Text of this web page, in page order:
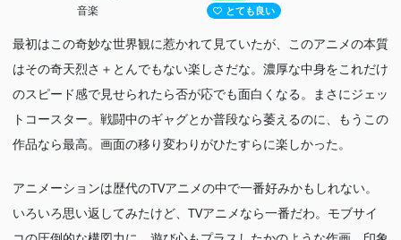
音楽 とても良い
最初はこの奇妙な世界観に惹かれて見ていたが、このアニメの本質
はその奇天烈さ＋とんでもない楽しさだな。濃厚な中身をこれだけ
のスピード感で見せられたら否が応でも面白くなる。まさにジェッ
トコースター。戦闘中のギャグとか普段なら萎えるのに、もうこの
作品なら最高。画面の移り変わりがひたすらに楽しかった。
アニメーションは歴代のTVアニメの中で一番好みかもしれない。
いろいろ思い返してみたけど、TVアニメなら一番だわ。モブサイ